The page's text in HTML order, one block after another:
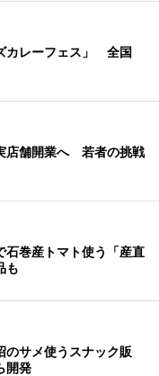
カレーフェス」 全国
店舗開業へ 若者の挑戦
石巻産トマト使う「産直
も
のサメ使うスナック販
開発